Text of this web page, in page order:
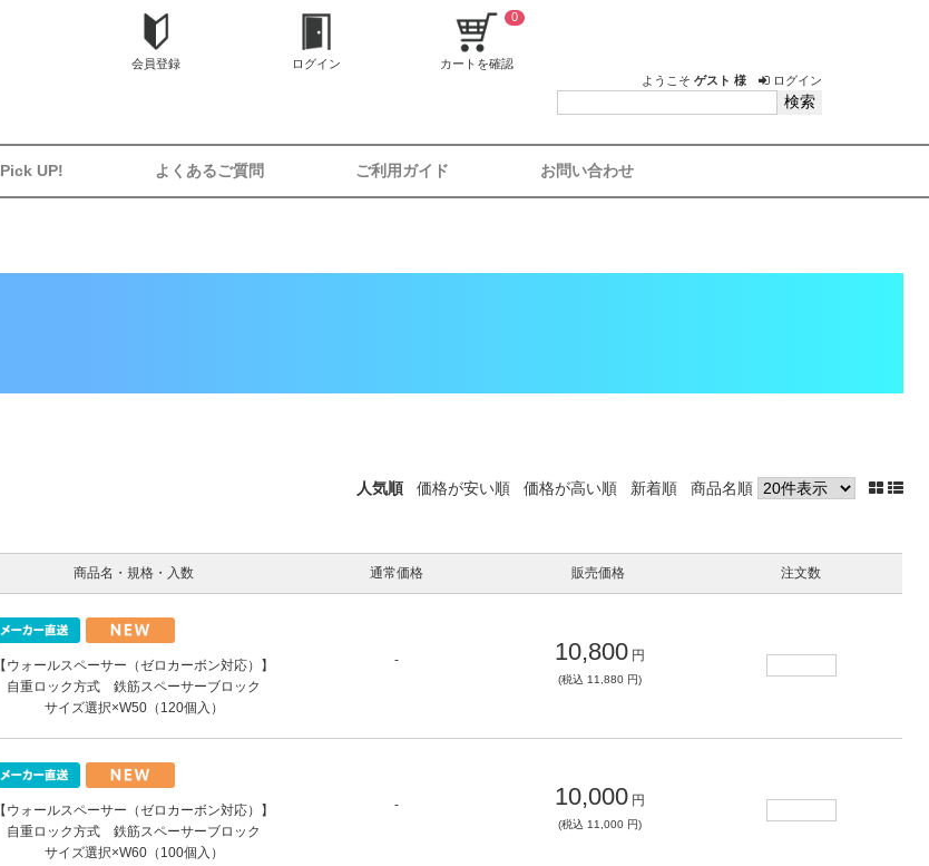
会員登録 ログイン カートを確認
0
ようこそ ゲスト 様 ログイン
Pick UP! よくあるご質問 ご利用ガイド お問い合わせ
人気順 価格が安い順 価格が高い順 新着順 商品名順
商品名・規格・入数 通常価格 販売価格 注文数
【ウォールスペーサー（ゼロカーボン対応）】
自重ロック方式 鉄筋スペーサーブロック
サイズ選択×W50（120個入）
- 10,800 円
(税込 11,880 円)
【ウォールスペーサー（ゼロカーボン対応）】
自重ロック方式 鉄筋スペーサーブロック
サイズ選択×W60（100個入）
- 10,000 円
(税込 11,000 円)